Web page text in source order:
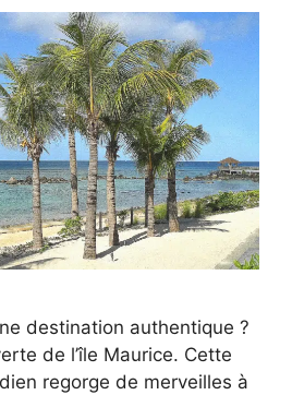
destination authentique ?
de l’île Maurice. Cette
regorge de merveilles à